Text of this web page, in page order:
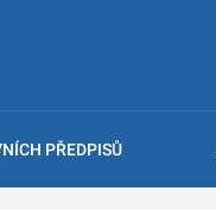
PŘEDPISŮ